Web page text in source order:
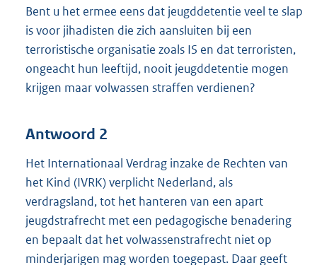
Bent u het ermee eens dat jeugddetentie veel te slap
is voor jihadisten die zich aansluiten bij een
terroristische organisatie zoals IS en dat terroristen,
ongeacht hun leeftijd, nooit jeugddetentie mogen
krijgen maar volwassen straffen verdienen?
Antwoord 2
Het Internationaal Verdrag inzake de Rechten van
het Kind (IVRK) verplicht Nederland, als
verdragsland, tot het hanteren van een apart
jeugdstrafrecht met een pedagogische benadering
en bepaalt dat het volwassenstrafrecht niet op
minderjarigen mag worden toegepast. Daar geeft